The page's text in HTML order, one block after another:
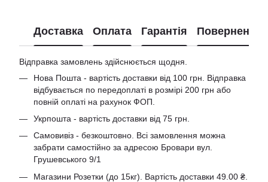
Доставка Оплата Гарантія Повернення
Відправка замовлень здійснюється щодня.
Нова Пошта - вартість доставки від 100 грн. Відправка
відбувається по передоплаті в розмірі 200 грн або
повній оплаті на рахунок ФОП.
Укрпошта - вартість доставки від 75 грн.
Самовивіз - безкоштовно. Всі замовлення можна
забрати самостійно за адресою Бровари вул.
Грушевського 9/1
Магазини Розетки (до 15кг). Вартість доставки 49.00 ₴.